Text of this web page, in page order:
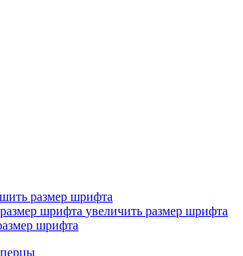
размер шрифта
увеличить размер шрифта